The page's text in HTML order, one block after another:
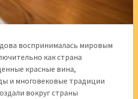
воспринималась мировым
как страна
красные вина,
и многовековые традиции
вокруг страны